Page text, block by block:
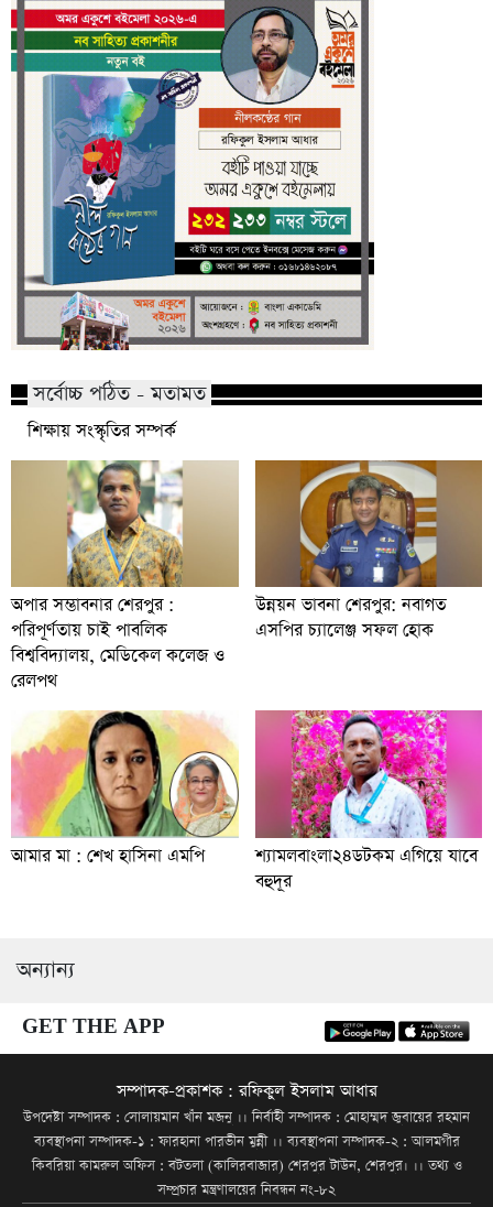
সর্বোচ্চ পঠিত - মতামত
শিক্ষায় সংস্কৃতির সম্পর্ক
অপার সম্ভাবনার শেরপুর :
পরিপূর্ণতায় চাই পাবলিক
বিশ্ববিদ্যালয়, মেডিকেল কলেজ ও
রেলপথ
উন্নয়ন ভাবনা শেরপুর: নবাগত
এসপির চ্যালেঞ্জ সফল হোক
আমার মা : শেখ হাসিনা এমপি
শ্যামলবাংলা২৪ডটকম এগিয়ে যাবে
বহুদূর
অন্যান্য
GET THE APP
সম্পাদক-প্রকাশক : রফিকুল ইসলাম আধার
উপদেষ্টা সম্পাদক : সোলায়মান খাঁন মজনু ।। নির্বাহী সম্পাদক : মোহাম্মদ জুবায়ের রহমান
ব্যবস্থাপনা সম্পাদক-১ : ফারহানা পারভীন মুন্নী ।। ব্যবস্থাপনা সম্পাদক-২ : আলমগীর
কিবরিয়া কামরুল অফিস : বটতলা (কালিরবাজার) শেরপুর টাউন, শেরপুর। ।। তথ্য ও
সম্প্রচার মন্ত্রণালয়ের নিবন্ধন নং-৮২